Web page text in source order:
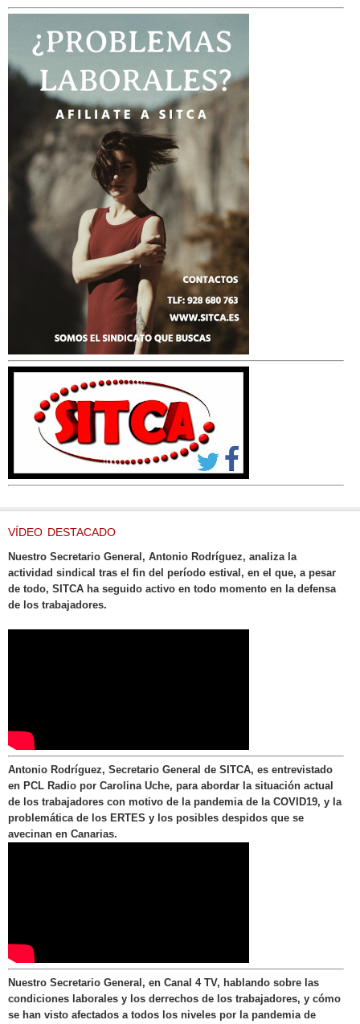
VÍDEO DESTACADO
Nuestro Secretario General, Antonio Rodríguez, analiza la
actividad sindical tras el fin del período estival, en el que, a pesar
de todo, SITCA ha seguido activo en todo momento en la defensa
de los trabajadores.
Antonio Rodríguez, Secretario General de SITCA, es entrevistado
en PCL Radio por Carolina Uche, para abordar la situación actual
de los trabajadores con motivo de la pandemia de la COVID19, y la
problemática de los ERTES y los posibles despidos que se
avecinan en Canarias.
Nuestro Secretario General, en Canal 4 TV, hablando sobre las
condiciones laborales y los derrechos de los trabajadores, y cómo
se han visto afectados a todos los niveles por la pandemia de